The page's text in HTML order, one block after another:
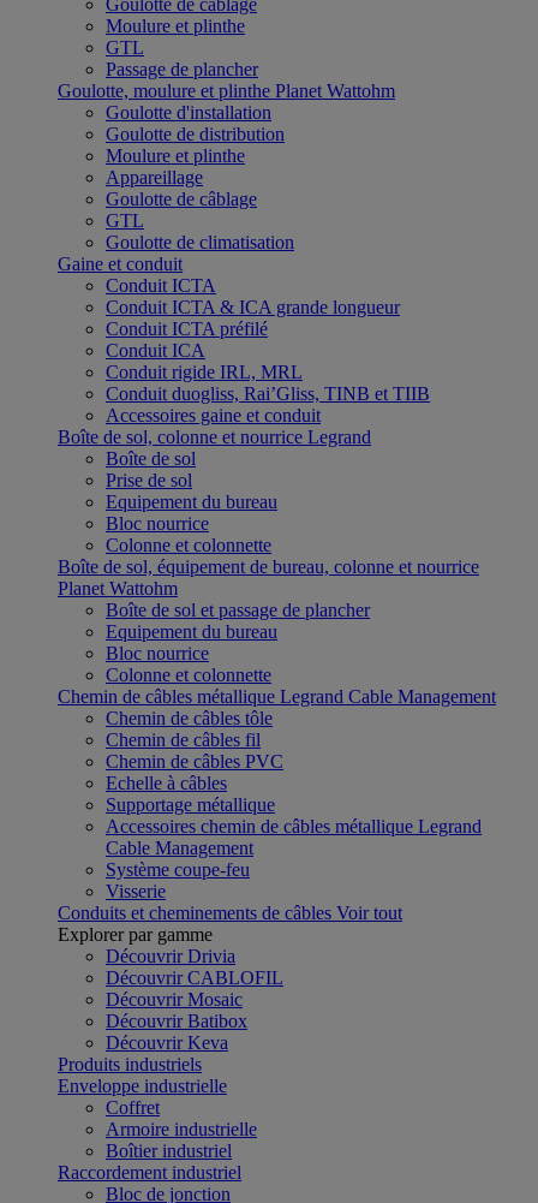
Goulotte de câblage
Moulure et plinthe
GTL
Passage de plancher
Goulotte, moulure et plinthe Planet Wattohm
Goulotte d'installation
Goulotte de distribution
Moulure et plinthe
Appareillage
Goulotte de câblage
GTL
Goulotte de climatisation
Gaine et conduit
Conduit ICTA
Conduit ICTA & ICA grande longueur
Conduit ICTA préfilé
Conduit ICA
Conduit rigide IRL, MRL
Conduit duogliss, Rai’Gliss, TINB et TIIB
Accessoires gaine et conduit
Boîte de sol, colonne et nourrice Legrand
Boîte de sol
Prise de sol
Equipement du bureau
Bloc nourrice
Colonne et colonnette
Boîte de sol, équipement de bureau, colonne et nourrice
Planet Wattohm
Boîte de sol et passage de plancher
Equipement du bureau
Bloc nourrice
Colonne et colonnette
Chemin de câbles métallique Legrand Cable Management
Chemin de câbles tôle
Chemin de câbles fil
Chemin de câbles PVC
Echelle à câbles
Supportage métallique
Accessoires chemin de câbles métallique Legrand
Cable Management
Système coupe-feu
Visserie
Conduits et cheminements de câbles Voir tout
Explorer par gamme
Découvrir Drivia
Découvrir CABLOFIL
Découvrir Mosaic
Découvrir Batibox
Découvrir Keva
Produits industriels
Enveloppe industrielle
Coffret
Armoire industrielle
Boîtier industriel
Raccordement industriel
Bloc de jonction